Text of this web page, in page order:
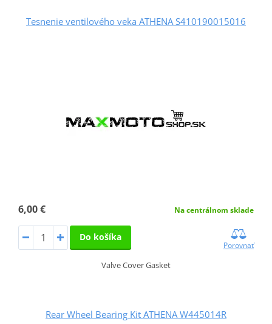
Tesnenie ventilového veka ATHENA S410190015016
6,00 € Na centrálnom sklade
Do košíka
Porovnať
Valve Cover Gasket
Rear Wheel Bearing Kit ATHENA W445014R